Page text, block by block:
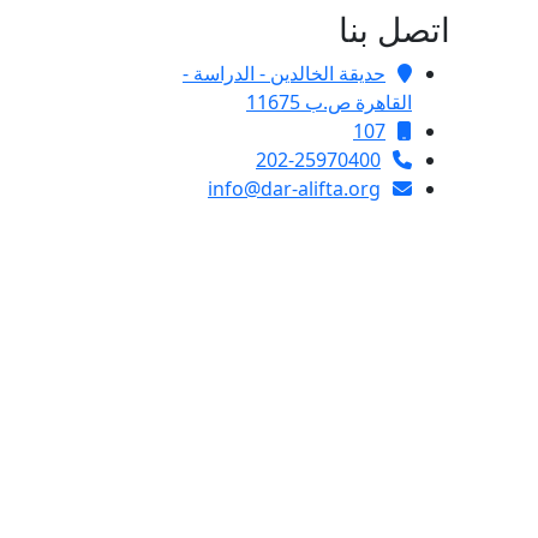
اتصل بنا
حديقة الخالدين - الدراسة -
القاهرة ص.ب 11675
107
202-25970400
info@dar-alifta.org